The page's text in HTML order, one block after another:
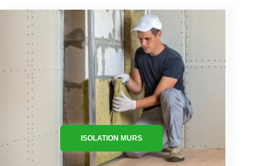
ISOLATION MURS